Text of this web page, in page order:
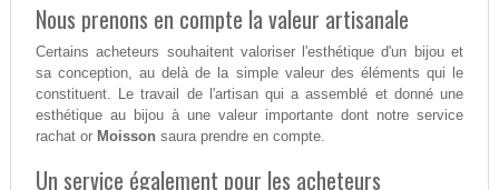
Nous prenons en compte la valeur artisanale
Certains acheteurs souhaitent valoriser l'esthétique d'un bijou et
sa conception, au delà de la simple valeur des éléments qui le
constituent. Le travail de l'artisan qui a assemblé et donné une
esthétique au bijou à une valeur importante dont notre service
rachat or Moisson saura prendre en compte.
Un service également pour les acheteurs